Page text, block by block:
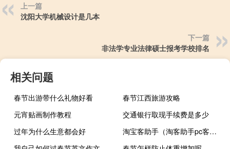
上一篇
沈阳大学机械设计是几本
下一篇
非法学专业法律硕士报考学校排名
相关问题
春节出游带什么礼物好看
春节江西旅游攻略
元宵贴画制作教程
交通银行取现手续费是多少
过年为什么生意都会好
淘宝客助手（淘客助手pc客户端下载）